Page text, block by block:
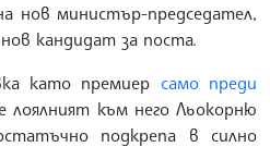
нов министър-председател,
кандидат за поста.
като премиер само преди
лоялният към него Льокорню
подкрепа в силно